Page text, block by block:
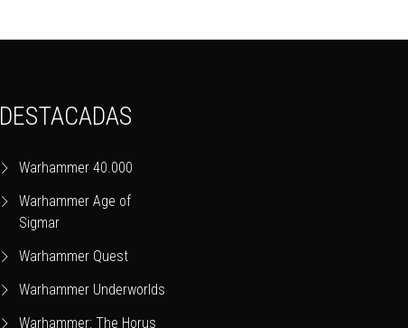
DESTACADAS
Warhammer 40.000
Warhammer Age of
Sigmar
Warhammer Quest
Warhammer Underworlds
Warhammer: The Horus